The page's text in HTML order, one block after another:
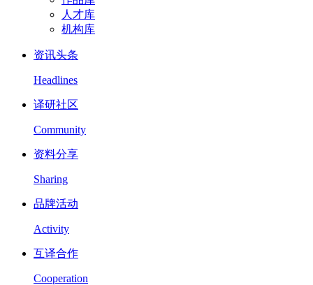
人才库
机构库
资讯头条
Headlines
译研社区
Community
资料分享
Sharing
品牌活动
Activity
互译合作
Cooperation